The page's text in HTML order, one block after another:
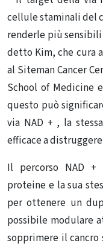
cellule staminali del
renderle più
detto Kim, che cura
al Siteman Cancer
School of Medicine
questo può
via NAD + , la
efficace a
Il percorso NAD
proteine e la sua
per ottenere un
possibile modulare
sopprimere il cancro